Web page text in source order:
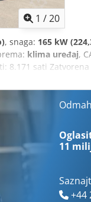
1 /20
, snaga: 165 kW
klima uređaj,
8.171 sati
Podvozje u dobrom
CE/EPA Radna
11
+44